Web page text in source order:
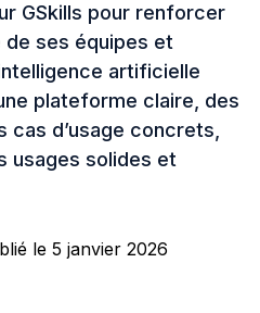
GSkills pour renforcer
de ses équipes et
artificielle
plateforme claire, des
d’usage concrets,
usages solides et
le 5 janvier 2026